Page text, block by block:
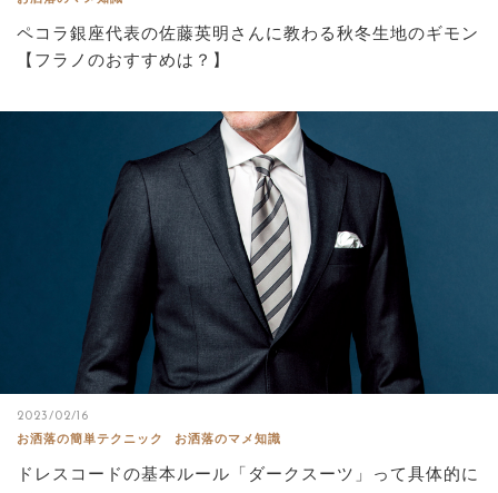
ペコラ銀座代表の佐藤英明さんに教わる秋冬生地のギモン
【フラノのおすすめは？】
2023/02/16
お洒落の簡単テクニック
お洒落のマメ知識
ドレスコードの基本ルール「ダークスーツ」って具体的に